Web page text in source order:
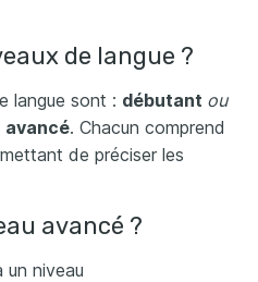
de langue ?
langue sont : débutant ou
avancé. Chacun comprend
de préciser les
avancé ?
un niveau